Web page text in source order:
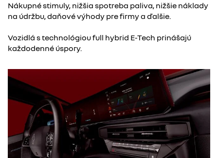
Nákupné stimuly, nižšia spotreba paliva, nižšie náklady
na údržbu, daňové výhody pre firmy a ďalšie.​
Vozidlá s technológiou full hybrid E-Tech prinášajú
každodenné úspory.